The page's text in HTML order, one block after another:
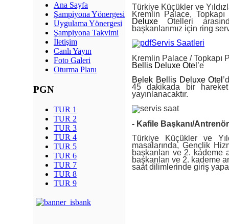
Ana Sayfa
Şampiyona Yönergesi
Uygulama Yönergesi
Şampiyona Takvimi
İletişim
Canlı Yayın
Foto Galeri
Oturma Planı
PGN
TUR 1
TUR 2
TUR 3
TUR 4
TUR 5
TUR 6
TUR 7
TUR 8
TUR 9
Türkiye Küçükler ve
Kremlin Palace,
Deluxe Otelleri
başkanlarımız için ring
Servis Saatleri
Kremlin Palace / Topkapı
Bellis Deluxe Otel ’e
Belek Bellis Deluxe Otel
45 dakikada bir
yayınlanacaktır.
- Kafile Başkanı/
Türkiye Küçükler ve
masalarında, Gençlik
başkanları ve 2. kademe
başkanları ve 2. kademe
saat dilimlerinde giriş